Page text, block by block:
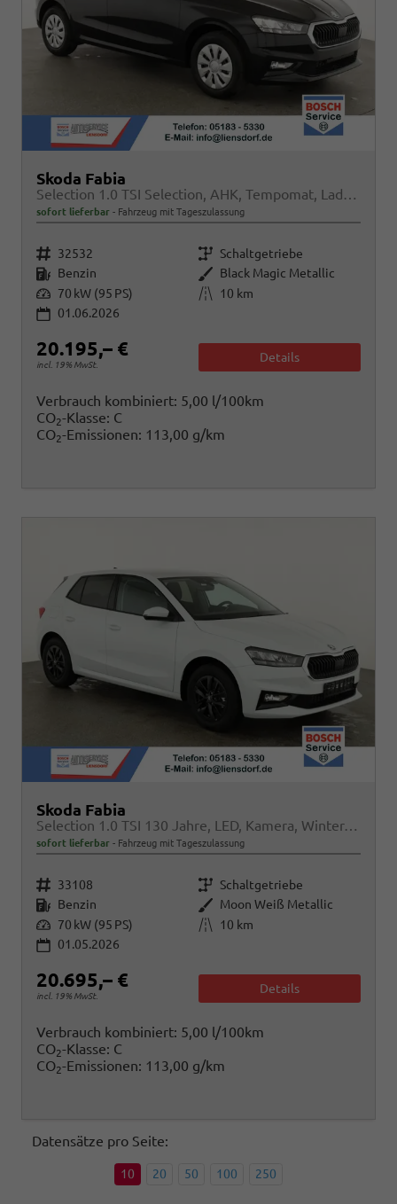
Skoda Fabia
Selection 1.0 TSI Selection, AHK, Tempomat, Ladeboden, Park, Winterpaket, SmartLink, 4-J Garantie
sofort lieferbar Fahrzeug mit Tageszulassung
Fahrzeugnr. 32532 Getriebe Schaltgetriebe
Kraftstoff Benzin Außenfarbe Black Magic Metallic
Leistung 70 kW (95 PS) Kilometerstand
10 km
01.06.2026
20.195,– €
incl. 19% MwSt.
Details
Verbrauch kombiniert: 5,00 l/100km
CO2-Klasse: C
CO2-Emissionen: 113,00 g/km
Skoda Fabia
Selection 1.0 TSI 130 Jahre, LED, Kamera, Winter, Sunset, 15-Zoll
sofort lieferbar Fahrzeug mit Tageszulassung
Fahrzeugnr. 33108 Getriebe Schaltgetriebe
Kraftstoff Benzin Außenfarbe Moon Weiß Metallic
Leistung 70 kW (95 PS) Kilometerstand
10 km
01.05.2026
20.695,– €
incl. 19% MwSt.
Details
Verbrauch kombiniert: 5,00 l/100km
CO2-Klasse: C
CO2-Emissionen: 113,00 g/km
Datensätze pro Seite:
10 20 50 100 250